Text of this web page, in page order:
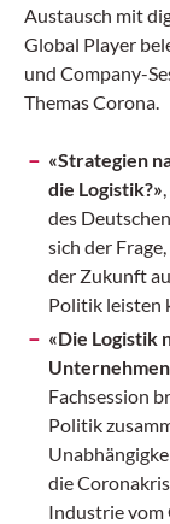
Austausch mit
Global Player
und Company-
Themas Corona.
«Strategien
die Logistik?»
des
sich der
der Zukunft
Politik leisten
«Die Logistik
Fachsession
Politik
die
Industrie vom